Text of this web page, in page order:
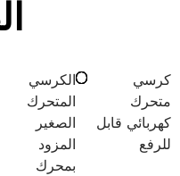
كرسي
متحرك
كهربائي قابل
للرفع
الكرسي
المتحرك
الصغير
المزود
بمحرك